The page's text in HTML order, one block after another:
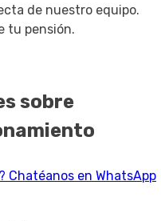
de nuestro equipo.
tu pensión.
sobre
Chatéanos en WhatsApp